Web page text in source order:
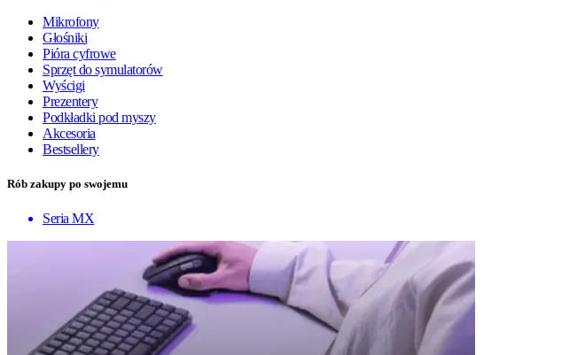
Mikrofony
Głośniki
Pióra cyfrowe
Sprzęt do symulatorów
Wyścigi
Prezentery
Podkładki pod myszy
Akcesoria
Bestsellery
Rób zakupy po swojemu
Seria MX